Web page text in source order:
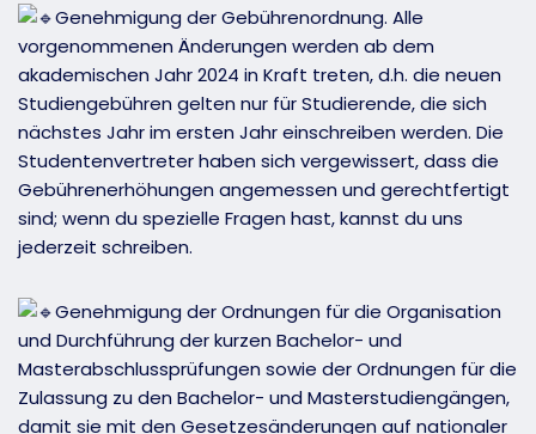
Genehmigung der Gebührenordnung. Alle
vorgenommenen Änderungen werden ab dem
akademischen Jahr 2024 in Kraft treten, d.h. die neuen
Studiengebühren gelten nur für Studierende, die sich
nächstes Jahr im ersten Jahr einschreiben werden. Die
Studentenvertreter haben sich vergewissert, dass die
Gebührenerhöhungen angemessen und gerechtfertigt
sind; wenn du spezielle Fragen hast, kannst du uns
jederzeit schreiben.
Genehmigung der Ordnungen für die Organisation
und Durchführung der kurzen Bachelor- und
Masterabschlussprüfungen sowie der Ordnungen für die
Zulassung zu den Bachelor- und Masterstudiengängen,
damit sie mit den Gesetzesänderungen auf nationaler